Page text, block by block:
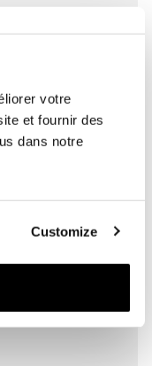
votre
et fournir des
dans notre
Customize
Marron